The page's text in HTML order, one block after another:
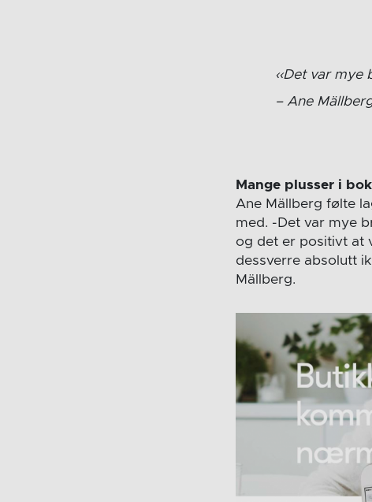
Det var mye
Ane
Mange plusser i
Ane Mällberg følte
med. -Det var mye
og det er positivt at
dessverre absolutt
Mällberg.